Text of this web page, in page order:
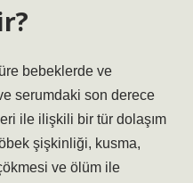
bebeklerde ve
serumdaki son derece
ile ilişkili bir tür dolaşım
şişkinliği, kusma,
ve ölüm ile